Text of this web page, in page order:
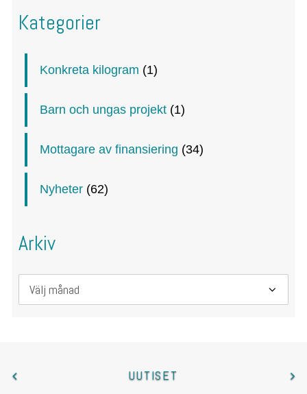
Kategorier
Konkreta kilogram (1)
Barn och ungas projekt (1)
Mottagare av finansiering (34)
Nyheter (62)
Arkiv
Arkiv
UUTISET